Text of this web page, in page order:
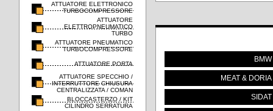
ATTUATORE ELETTRONICO
TURBOCOMPRESSORE
ATTUATORE
ELETTROPNEUMATICO
TURBO
ATTUATORE PNEUMATICO
TURBOCOMPRESSORE
ATTUATORE PORTA
ATTUATORE SPECCHIO /
INTERRUTTORE CHIUSURA
CENTRALIZZATA / COMAN
BLOCCASTERZO / KIT
CILINDRO SERRATURA
BMW
MEAT & DORIA
SIDAT